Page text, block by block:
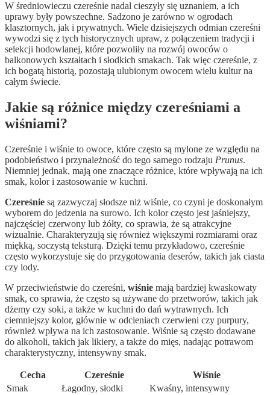
W średniowieczu czereśnie nadal cieszyły się uznaniem, a ich
uprawy były powszechne. Sadzono je zarówno w ogrodach
klasztornych, jak i prywatnych. Wiele dzisiejszych odmian czereśni
wywodzi się z tych historycznych upraw, z połączeniem tradycji i
selekcji hodowlanej, które pozwoliły na rozwój owoców o
balkonowych kształtach i słodkich smakach. Tak więc czereśnie, z
ich bogatą historią, pozostają ulubionym owocem wielu kultur na
całym świecie.
Jakie są różnice między czereśniami a
wiśniami?
Czereśnie i wiśnie to owoce, które często są mylone ze względu na
podobieństwo i przynależność do tego samego rodzaju Prunus.
Niemniej jednak, mają one znaczące różnice, które wpływają na ich
smak, kolor i zastosowanie w kuchni.
Czereśnie są zazwyczaj słodsze niż wiśnie, co czyni je doskonałym
wyborem do jedzenia na surowo. Ich kolor często jest jaśniejszy,
najczęściej czerwony lub żółty, co sprawia, że są atrakcyjne
wizualnie. Charakteryzują się również większymi rozmiarami oraz
miękką, soczystą teksturą. Dzięki temu przykładowo, czereśnie
często wykorzystuje się do przygotowania deserów, takich jak ciasta
czy lody.
W przeciwieństwie do czereśni, wiśnie mają bardziej kwaskowaty
smak, co sprawia, że często są używane do przetworów, takich jak
dżemy czy soki, a także w kuchni do dań wytrawnych. Ich
ciemniejszy kolor, głównie w odcieniach czerwieni czy purpury,
również wpływa na ich zastosowanie. Wiśnie są często dodawane
do alkoholi, takich jak likiery, a także do mięs, nadając potrawom
charakterystyczny, intensywny smak.
Cecha Czereśnie
Wiśnie
Smak
Łagodny, słodki
Kwaśny, intensywny